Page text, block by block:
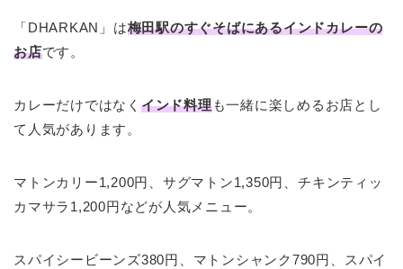
「DHARKAN」は梅田駅のすぐそばにあるインドカレーの
お店です。
カレーだけではなく インド料理も一緒に楽しめるお店とし
て人気があります。
マトンカリー1,200円、サグマトン1,350円、チキンティッ
カマサラ1,200円などが人気メニュー。
スパイシービーンズ380円、マトンシャンク790円、スパイ